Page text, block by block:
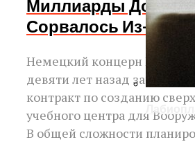
Миллиарды
Сорвалось Из-За
Немецкий концерн
девяти лет назад заключил
контракт по созданию
учебного центра для
В общей сложности